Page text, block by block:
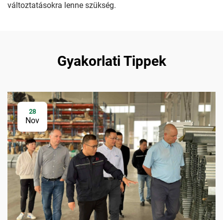
változtatásokra lenne szükség.
Gyakorlati Tippek
28
Nov